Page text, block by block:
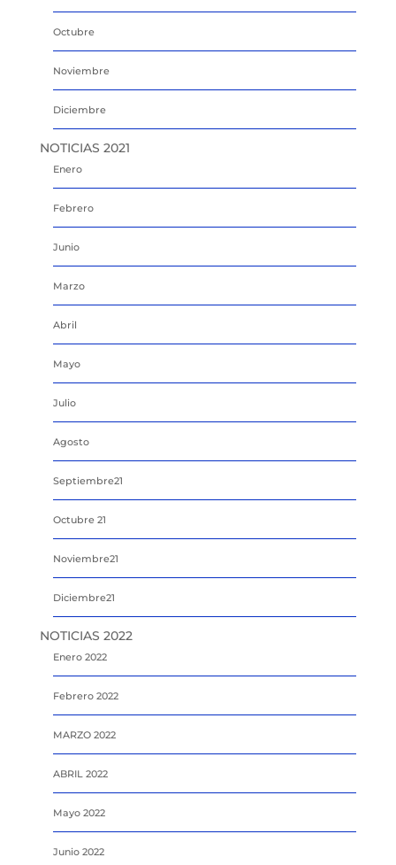
Octubre
Noviembre
Diciembre
NOTICIAS 2021
Enero
Febrero
Junio
Marzo
Abril
Mayo
Julio
Agosto
Septiembre21
Octubre 21
Noviembre21
Diciembre21
NOTICIAS 2022
Enero 2022
Febrero 2022
MARZO 2022
ABRIL 2022
Mayo 2022
Junio 2022